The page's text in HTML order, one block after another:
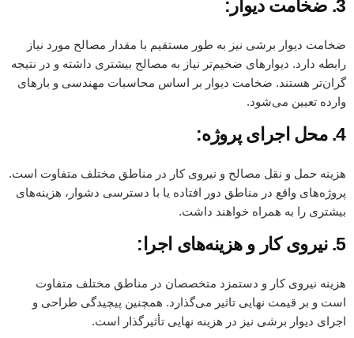
3. ضخامت دیوار:
ضخامت دیوار برشی نیز به طور مستقیم با مقدار مصالح مورد نیاز
رابطه دارد. دیوارهای ضخیم‌تر نیاز به مصالح بیشتری داشته و در نتیجه
گران‌تر هستند. ضخامت دیوار بر اساس محاسبات مهندسی و بارهای
وارده تعیین می‌شود.
4. محل اجرای پروژه:
هزینه حمل و نقل مصالح و نیروی کار در مناطق مختلف متفاوت است.
پروژه‌های واقع در مناطق دور افتاده یا با دسترسی دشوار، هزینه‌های
بیشتری را به همراه خواهند داشت.
5. نیروی کار و هزینه‌های اجرا:
هزینه نیروی کار و دستمزد متخصصان در مناطق مختلف متفاوت
است و بر قیمت نهایی تاثیر می‌گذارد. همچنین پیچیدگی طراحی و
اجرای دیوار برشی نیز در هزینه نهایی تأثیرگذار است.